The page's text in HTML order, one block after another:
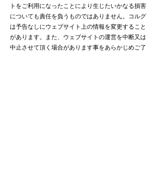
トをご利用になったことにより生じたいかなる損害
についても責任を負うものではありません。コルグ
は予告なしにウェブサイト上の情報を変更すること
があります。また、ウェブサイトの運営を中断又は
中止させて頂く場合があります事をあらかじめご了